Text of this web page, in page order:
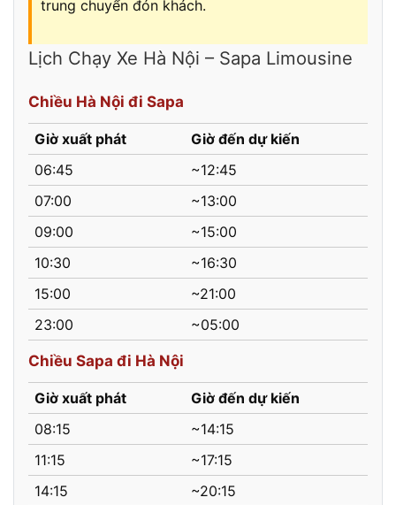
trung chuyển đón khách.
Lịch Chạy Xe Hà Nội – Sapa Limousine
Chiều Hà Nội đi Sapa
Giờ xuất phát
Giờ đến dự kiến
06:45
~12:45
07:00
~13:00
09:00
~15:00
10:30
~16:30
15:00
~21:00
23:00
~05:00
Chiều Sapa đi Hà Nội
Giờ xuất phát
Giờ đến dự kiến
08:15
~14:15
11:15
~17:15
14:15
~20:15